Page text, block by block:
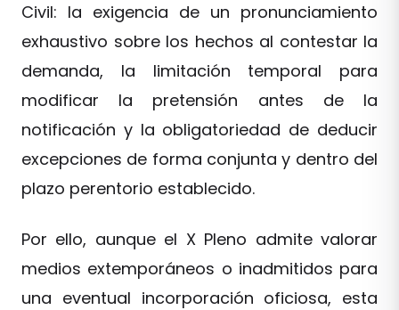
Civil: la exigencia de un pronunciamiento
exhaustivo sobre los hechos al contestar la
demanda, la limitación temporal para
modificar la pretensión antes de la
notificación y la obligatoriedad de deducir
excepciones de forma conjunta y dentro del
plazo perentorio establecido.
Por ello, aunque el X Pleno admite valorar
medios extemporáneos o inadmitidos para
una eventual incorporación oficiosa, esta